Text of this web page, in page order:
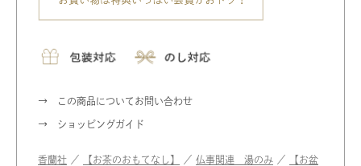
この商品についてお問い合わせ
ショッピングガイド
香蘭社 ／ 【お茶のおもてなし】 ／ 仏事関連 湯のみ ／
【お盆